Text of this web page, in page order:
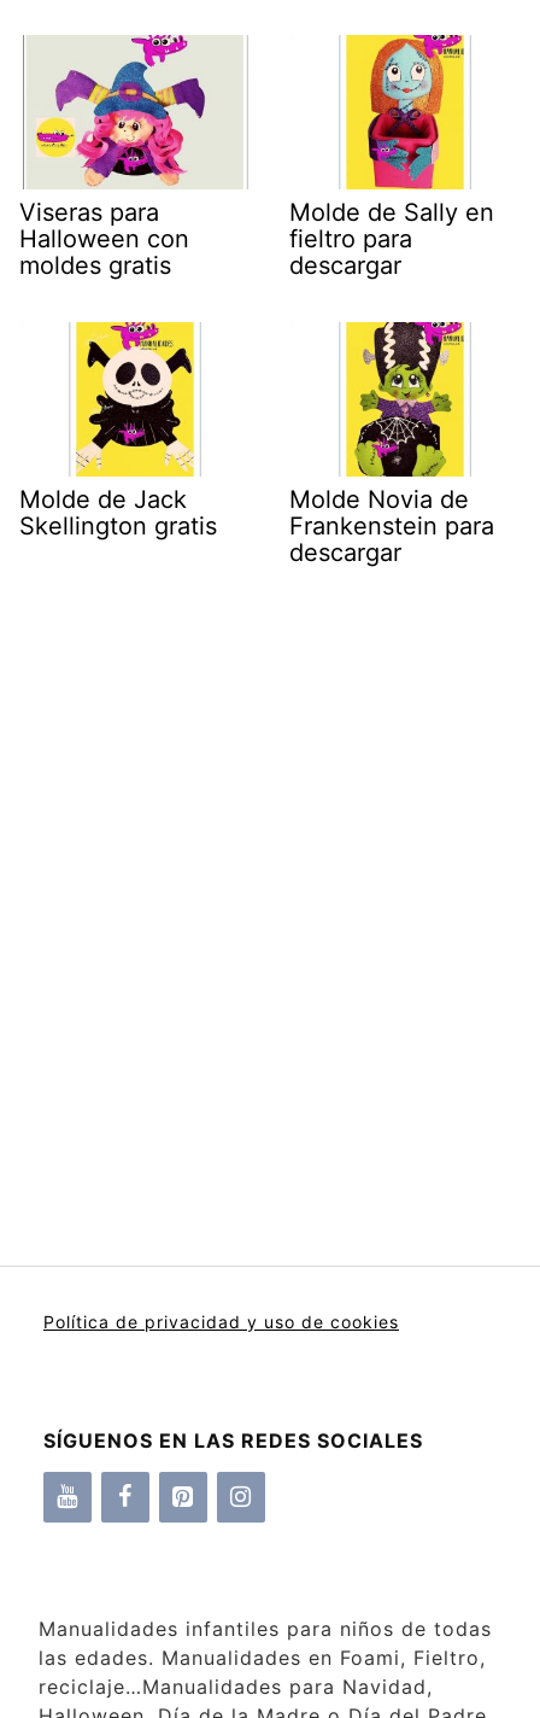
Viseras para
Halloween con
moldes gratis
Molde de Sally en
fieltro para
descargar
Molde de Jack
Skellington gratis
Molde Novia de
Frankenstein para
descargar
Política de privacidad y uso de cookies
SÍGUENOS EN LAS REDES SOCIALES
Manualidades infantiles para niños de todas
las edades. Manualidades en Foami, Fieltro,
reciclaje…Manualidades para Navidad,